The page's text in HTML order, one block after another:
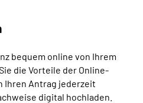
bequem online von Ihrem
die Vorteile der Online-
Ihren Antrag jederzeit
digital hochladen.